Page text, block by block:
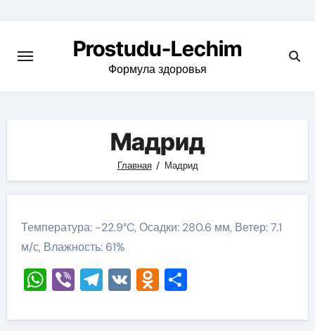
содержимому
Prostudu-Lechim
Формула здоровья
Мадрид
Главная Мадрид
Температура: -22.9°C, Осадки: 280.6 мм, Ветер: 7.1
м/с, Влажность: 61%
WhatsApp
ViberTelegram
VKOdnoklassniki
Отправить